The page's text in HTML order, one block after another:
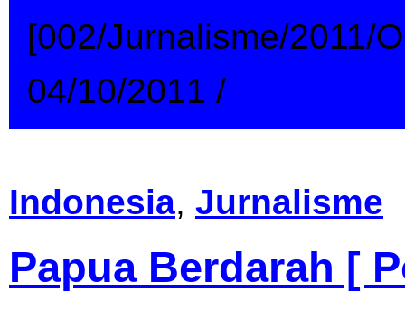
[002/Jurnalisme/2011/
04/10/2011 /
Indonesia, Jurnalisme
Papua Berdarah [